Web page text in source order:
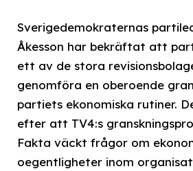
Sverigedemokraternas
Åkesson har bekräftat att
ett av de stora
genomföra en oberoende
partiets ekonomiska rutiner.
efter att TV4:s
Fakta väckt frågor om
oegentligheter inom